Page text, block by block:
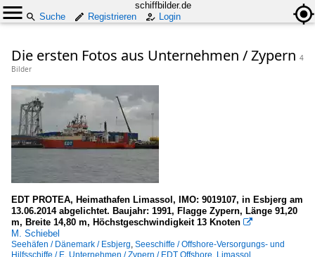
schiffbilder.de
Suche
Registrieren Login
Die ersten Fotos aus Unternehmen / Zypern 4
Bilder
EDT PROTEA, Heimathafen Limassol, IMO: 9019107, in Esbjerg am
13.06.2014 abgelichtet. Baujahr: 1991, Flagge Zypern, Länge 91,20
m, Breite 14,80 m, Höchstgeschwindigkeit 13 Knoten 
M. Schiebel
Seehäfen / Dänemark / Esbjerg, Seeschiffe / Offshore-Versorgungs- und
Hilfsschiffe / E, Unternehmen / Zypern / EDT Offshore, Limassol